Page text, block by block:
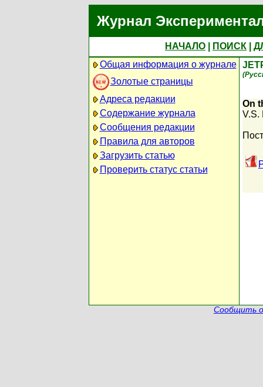
Журнал
НАЧАЛО ПОИСК
Общая информация о журнале
Золотые страницы
Адреса редакции
Содержание журнала
Сообщения редакции
Правила для авторов
Загрузить статью
Проверить статус статьи
On
V.S.
Сообщить о